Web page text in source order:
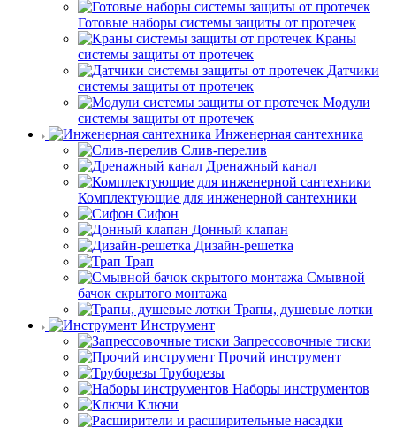
Готовые наборы системы защиты от протечек
Краны
системы защиты от протечек
Датчики
системы защиты от протечек
Модули
системы защиты от протечек
Инженерная сантехника
Слив-перелив
Дренажный канал
Комплектующие для инженерной сантехники
Сифон
Донный клапан
Дизайн-решетка
Трап
Смывной
бачок скрытого монтажа
Трапы, душевые лотки
Инструмент
Запрессовочные тиски
Прочий инструмент
Труборезы
Наборы инструментов
Ключи